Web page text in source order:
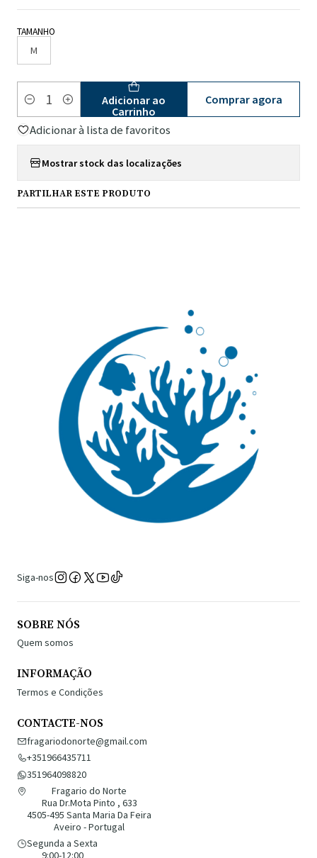
TAMANHO
M
Quantidade
Adicionar ao
Carrinho
Comprar agora
Adicionar à lista de favoritos
Mostrar stock das localizações
PARTILHAR ESTE PRODUTO
Siga-nos
SOBRE NÓS
Quem somos
INFORMAÇÃO
Termos e Condições
CONTACTE-NOS
fragariodonorte@gmail.com
+351966435711
351964098820
Fragario do Norte
Rua Dr.Mota Pinto , 633
4505-495 Santa Maria Da Feira
Aveiro - Portugal
Segunda a Sexta